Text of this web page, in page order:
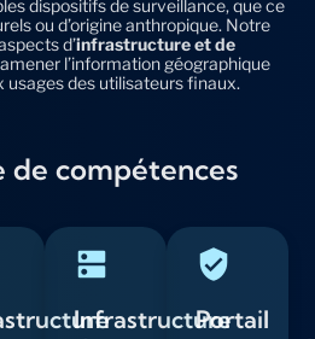
dispositifs de surveillance, que ce
ou d’origine anthropique. Notre
d’infrastructure et de
l’information géographique
usages des utilisateurs finaux.
de compétences
InfrastructurePortail